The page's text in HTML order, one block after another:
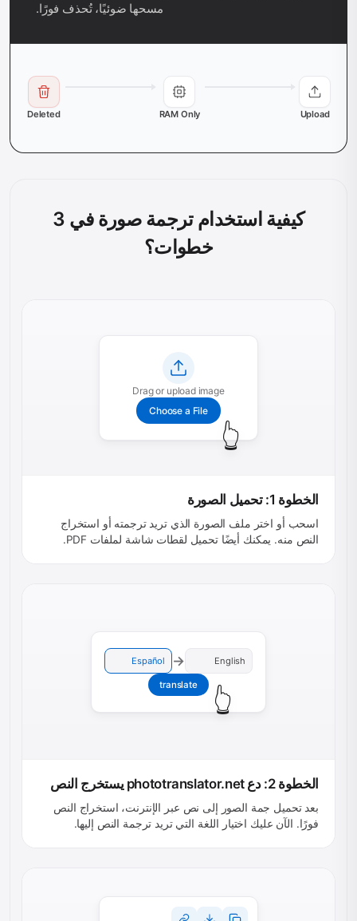
مسحها ضوئيًا، تُحذف فورًا.
Upload
RAM Only
Deleted
كيفية استخدام ترجمة صورة في 3
خطوات؟
Drag or upload image
Choose a File
👆
الخطوة 1: تحميل الصورة
اسحب أو اختر ملف الصورة الذي تريد ترجمته أو استخراج
النص منه. يمكنك أيضًا تحميل لقطات شاشة لملفات PDF.
English
→
Español
translate
👆
الخطوة 2: دع phototranslator.net يستخرج النص
بعد تحميل جمة الصور إلى نص عبر الإنترنت، استخراج النص
فورًا. الآن عليك اختيار اللغة التي تريد ترجمة النص إليها.